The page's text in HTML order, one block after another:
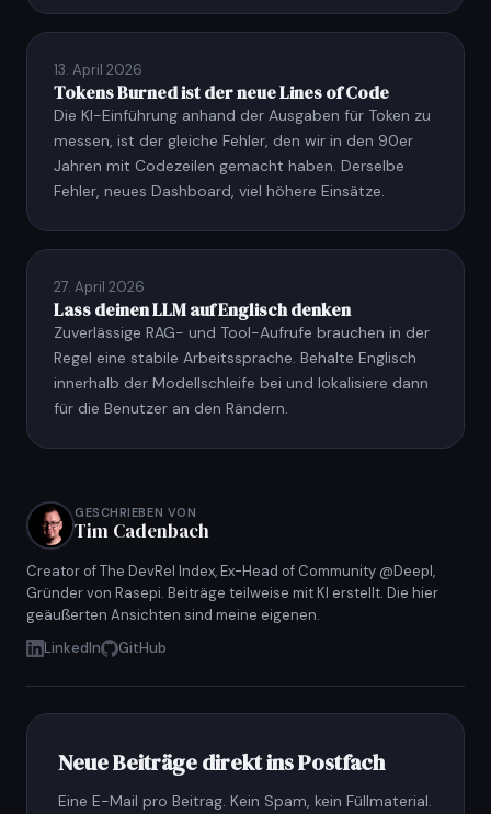
13. April 2026
Tokens Burned ist der neue Lines of Code
Die KI-Einführung anhand der Ausgaben für Token zu
messen, ist der gleiche Fehler, den wir in den 90er
Jahren mit Codezeilen gemacht haben. Derselbe
Fehler, neues Dashboard, viel höhere Einsätze.
27. April 2026
Lass deinen LLM auf Englisch denken
Zuverlässige RAG- und Tool-Aufrufe brauchen in der
Regel eine stabile Arbeitssprache. Behalte Englisch
innerhalb der Modellschleife bei und lokalisiere dann
für die Benutzer an den Rändern.
GESCHRIEBEN VON
Tim Cadenbach
Creator of The DevRel Index, Ex-Head of Community @Deepl,
Gründer von Rasepi. Beiträge teilweise mit KI erstellt. Die hier
geäußerten Ansichten sind meine eigenen.
LinkedIn
GitHub
Neue Beiträge direkt ins Postfach
Eine E-Mail pro Beitrag. Kein Spam, kein Füllmaterial.